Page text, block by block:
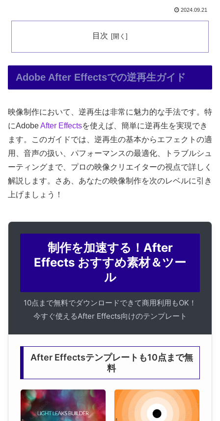
2024.09.21
目次
Adobe After Effectsでの逆再生ガイド
映像制作において、逆再生は非常に魅力的な手法です。特
にAdobeAfter Effectsを使えば、簡単に逆再生を実現でき
ます。このガイドでは、逆再生の基本からエフェクトの適
用、音声の扱い、パフォーマンスの最適化、トラブルシュ
ーティングまで、プロの映像クリエイターの視点で詳しく
解説します。さあ、あなたの映像制作を次のレベルに引き
上げましょう！
制作を加速する！After
Effects おすすめ素材＆ツー
ル
10点まで無料でダウンロードできて商用利用もOK！
今すぐ使えるAfter Effects向けのテンプレート
After Effectsテンプレートも10点まで無
料